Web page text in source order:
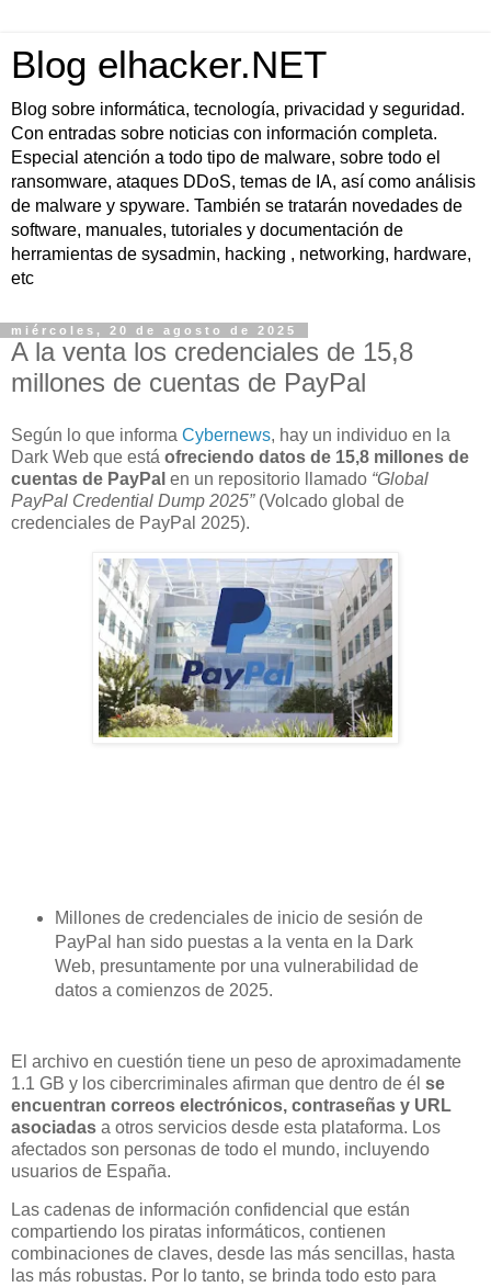
Blog elhacker.NET
Blog sobre informática, tecnología, privacidad y seguridad.
Con entradas sobre noticias con información completa.
Especial atención a todo tipo de malware, sobre todo el
ransomware, ataques DDoS, temas de IA, así como análisis
de malware y spyware. También se tratarán novedades de
software, manuales, tutoriales y documentación de
herramientas de sysadmin, hacking , networking, hardware,
etc
miércoles, 20 de agosto de 2025
A la venta los credenciales de 15,8
millones de cuentas de PayPal
Según lo que informa Cybernews, hay un individuo en la
Dark Web que está ofreciendo datos de 15,8 millones de
cuentas de PayPal en un repositorio llamado “Global
PayPal Credential Dump 2025” (Volcado global de
credenciales de PayPal 2025).
Millones de credenciales de inicio de sesión de
PayPal han sido puestas a la venta en la Dark
Web, presuntamente por una vulnerabilidad de
datos a comienzos de 2025.
El archivo en cuestión tiene un peso de aproximadamente
1.1 GB y los cibercriminales afirman que dentro de él se
encuentran correos electrónicos, contraseñas y URL
asociadas a otros servicios desde esta plataforma. Los
afectados son personas de todo el mundo, incluyendo
usuarios de España.
Las cadenas de información confidencial que están
compartiendo los piratas informáticos, contienen
combinaciones de claves, desde las más sencillas, hasta
las más robustas. Por lo tanto, se brinda todo esto para